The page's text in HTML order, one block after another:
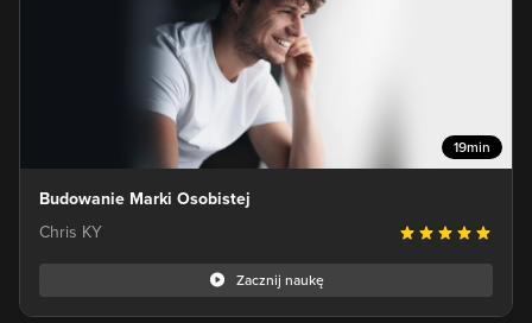
19min
Budowanie Marki Osobistej
Chris KY
Zacznij naukę